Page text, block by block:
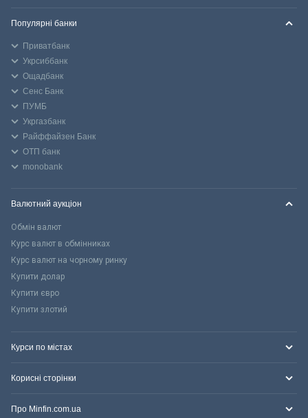
Популярні банки
Приватбанк
Укрсиббанк
Ощадбанк
Сенс Банк
ПУМБ
Укргазбанк
Райффайзен Банк
ОТП банк
monobank
Валютний аукціон
Обмін валют
Курс валют в обмінниках
Курс валют на чорному ринку
Купити долар
Купити євро
Купити злотий
Курси по містах
Корисні сторінки
Про Minfin.com.ua